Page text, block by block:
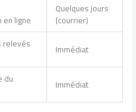
ligne
Quelques jours
(courrier)
relevés
Immédiat
du Immédiat